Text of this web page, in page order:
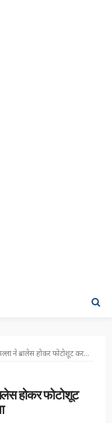
होकर फोटोशूट करवाया | फैंस बोले- ये क्या कर दिया
होकर फोटोशूट